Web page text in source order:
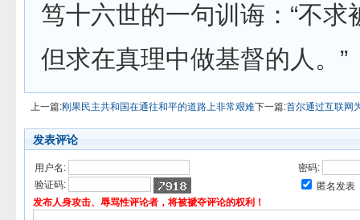
笃十六世的一句训诲：“不求
但求在真理中做基督的人。”
上一篇:刚果民主共和国在通往和平的道路上非常艰难下一篇:首尔通过互联网
发表评论
用户名:
密码:
验证码:
匿名发表
发布人身攻击、辱骂性评论者，将被褫夺评论的权利！